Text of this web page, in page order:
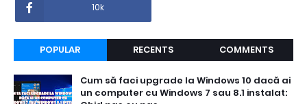
10k
POPULAR RECENTS COMMENTS
Cum să faci upgrade la Windows 10 dacă ai
un computer cu Windows 7 sau 8.1 instalat: